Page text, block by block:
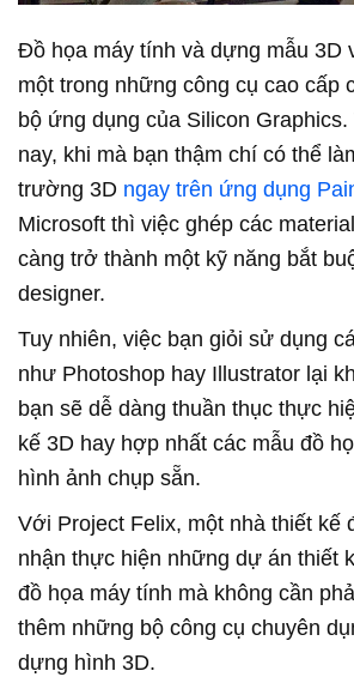
Đồ họa máy tính và dựng mẫu 3D
một trong những công cụ cao cấp
bộ ứng dụng của Silicon
nay, khi mà bạn thậm chí có thể
trường 3D ngay trên ứng dụng
Microsoft thì việc ghép các
càng trở thành một kỹ năng bắt
designer.
Tuy nhiên, việc bạn giỏi sử dụng
như Photoshop hay Illustrator lại
bạn sẽ dễ dàng thuần thục thực
kế 3D hay hợp nhất các mẫu đồ
hình ảnh chụp sẵn.
Với Project Felix, một nhà thiết kế
nhận thực hiện những dự án thiết
đồ họa máy tính mà không cần
thêm những bộ công cụ chuyên
dựng hình 3D.